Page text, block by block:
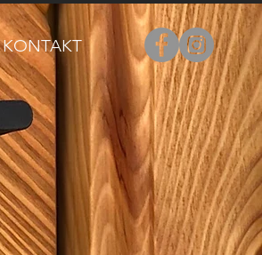
KONTAKT